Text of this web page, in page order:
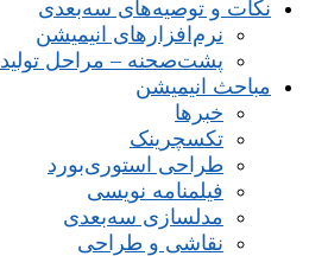
نکات و توصیه‌های‌ سه‌بعدی
نرم‌افزارهای انیمیشن
پشت‌صحنه – مراحل تولید
مباحث انیمیشن
خبرها
تکسچرینک
طراحی استوری‌بورد
فیلمنامه نویسی
مدلسازی سه‌بعدی
نقاشی و طراحی